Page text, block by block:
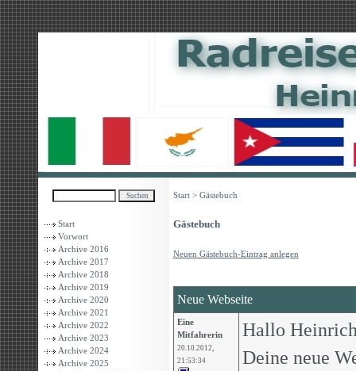
Start
Vorwort
Archive 2016
Archive 2017
Archive 2018
Archive 2019
Archive 2020
Archive 2021
Archive 2022
Archive 2023
Archive 2024
Archive 2025
Start> Gästebuch
Gästebuch
Neuen Gästebuch-Eintrag anlegen
Neue Webseite
Eine
Mitfahrerin
20.10.2012,
21:53:34
Hallo
Deine neue